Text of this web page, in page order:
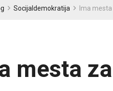
Socijaldemokratija Ima
mesta